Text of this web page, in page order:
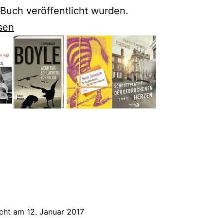
veröffentlicht wurden.
am 12. Januar 2017